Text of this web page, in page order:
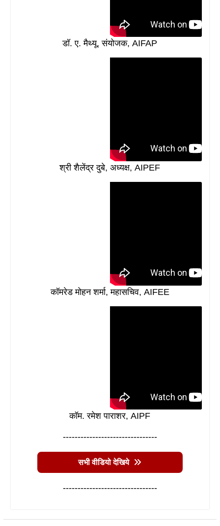
डॉ. ए. मैथ्यू, संयोजक, AIFAP
श्री शैलेंद्र दुबे, अध्यक्ष, AIPEF
कॉमरेड मोहन शर्मा, महासचिव, AIFEE
कॉम. रमेश पाराशर, AIPF
--------------------------------
सभी वीडियो देखिये
--------------------------------